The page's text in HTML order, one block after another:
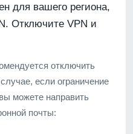
для вашего региона,
Отключите VPN и
отключить
если ограничение
можете направить
почты: